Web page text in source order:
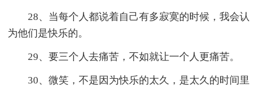
28、当每个人都说着自己有多寂寞的时候，我会认
为他们是快乐的。
29、要三个人去痛苦，不如就让一个人更痛苦。
30、微笑，不是因为快乐的太久，是太久的时间里